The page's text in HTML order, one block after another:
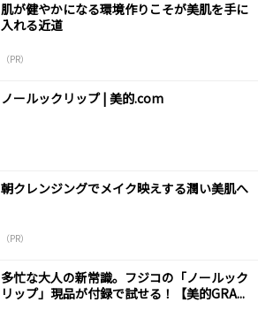
肌が健やかになる環境作りこそが美肌を手に
入れる近道
（PR）
ノールックリップ | 美的.com
朝クレンジングでメイク映えする潤い美肌へ
（PR）
多忙な大人の新常識。フジコの「ノールック
リップ」現品が付録で試せる！【美的GRA...